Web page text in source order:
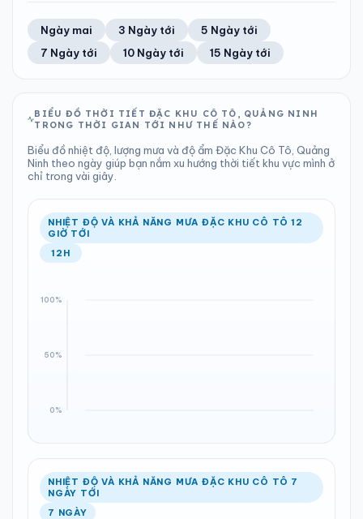
25°C 100%
Khả năng mưa
3.79 mm
Tổng cả ngày
1000 hPa
Bình thường
12
Chỉ số UV
Tốt
Ước lượng
26°C
Ổn định
100%
Khả năng mưa
Trung bình ngày Tốc độ gió
TIA UV TẦM NHÌN
LƯỢNG MƯA
1.32 mm
Tổng cả ngày
ÁP SUẤT
1001 hPa
Bình thường
Ổn định Khả năng mưa
Ngày mai 3 Ngày tới
5 Ngày tới
7 Ngày tới
10 Ngày tới 15 Ngày tới
BIỂU ĐỒ THỜI TIẾT ĐẶC KHU CÔ TÔ, QUẢNG NINH
TRONG THỜI GIAN TỚI NHƯ THẾ NÀO?
Biểu đồ nhiệt độ, lượng mưa và độ ẩm Đặc Khu Cô Tô, Quảng
Ninh theo ngày giúp bạn nắm xu hướng thời tiết khu vực mình ở
chỉ trong vài giây.
NHIỆT ĐỘ VÀ KHẢ NĂNG MƯA ĐẶC KHU CÔ TÔ 12
GIỜ TỚI
12H
NHIỆT ĐỘ VÀ KHẢ NĂNG MƯA ĐẶC KHU CÔ TÔ 7
NGÀY TỚI
7 NGÀY